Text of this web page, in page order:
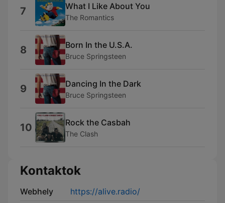
7 What I Like About You
The Romantics
8 Born In the U.S.A.
Bruce Springsteen
9 Dancing In the Dark
Bruce Springsteen
10 Rock the Casbah
The Clash
Kontaktok
Webhely
https://alive.radio/